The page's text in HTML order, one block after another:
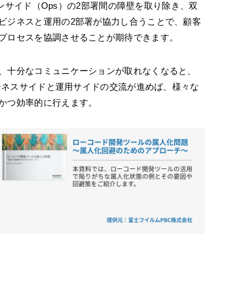
イド（Ops）の2部署間の障壁を取り除き、双
ジネスと運用の2部署が協力し合うことで、顧客
セスを協調させることが期待できます。
分なコミュニケーションが取れなくなると、
スサイドと運用サイドの交流が進めば、様々な
つ効率的に行えます。